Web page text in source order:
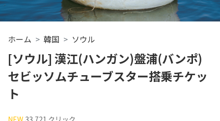
ホーム 韓国 ソウル
[ソウル] 漢江(ハンガン)盤浦(バンポ)
セビッソムチューブスター搭乗チケッ
ト